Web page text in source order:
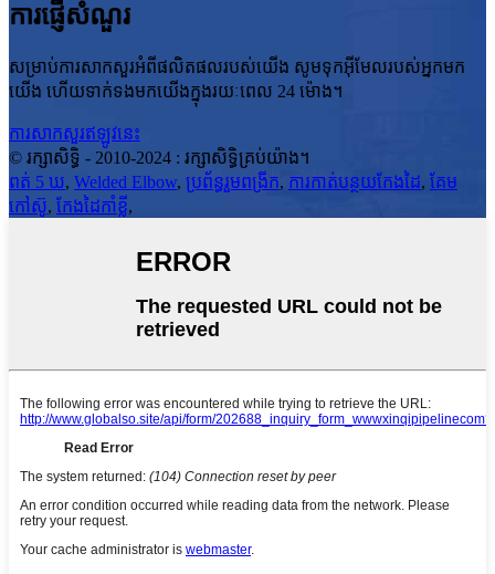
ការផ្ញើសំណួរ
សម្រាប់ការសាកសួរអំពីផលិតផលរបស់យើង សូមទុកអ៊ីមែលរបស់អ្នកមក
យើង ហើយទាក់ទងមកយើងក្នុងរយៈពេល 24 ម៉ោង។
ការសាកសួរឥឡូវនេះ
© រក្សាសិទ្ធិ - 2010-2024 : រក្សាសិទ្ធិគ្រប់យ៉ាង។
ពត់ 5 ឃ, Welded Elbow, ប្រព័ន្ធរួមពង្រីក, ការកាត់បន្ថយកែងដៃ, គែម
កៅស៊ូ, កែងដៃកាំខ្លី,